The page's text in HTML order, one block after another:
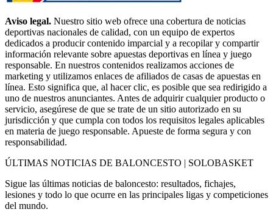
Aviso legal. Nuestro sitio web ofrece una cobertura de noticias
deportivas nacionales de calidad, con un equipo de expertos
dedicados a producir contenido imparcial y a recopilar y compartir
información relevante sobre apuestas deportivas en línea y juego
responsable. En nuestros contenidos realizamos acciones de
marketing y utilizamos enlaces de afiliados de casas de apuestas en
línea. Esto significa que, al hacer clic, es posible que sea redirigido a
uno de nuestros anunciantes. Antes de adquirir cualquier producto o
servicio, asegúrese de que se trate de un sitio autorizado en su
jurisdicción y que cumpla con todos los requisitos legales aplicables
en materia de juego responsable. Apueste de forma segura y con
responsabilidad.
ÚLTIMAS NOTICIAS DE BALONCESTO | SOLOBASKET
Sigue las últimas noticias de baloncesto: resultados, fichajes,
lesiones y todo lo que ocurre en las principales ligas y competiciones
del mundo.